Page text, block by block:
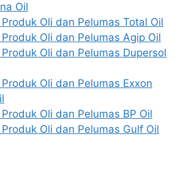
Oil
Oli dan Pelumas Total Oil
Oli dan Pelumas Agip Oil
Oli dan Pelumas Dupersol
Oli dan Pelumas Exxon
Oli dan Pelumas BP Oil
Oli dan Pelumas Gulf Oil